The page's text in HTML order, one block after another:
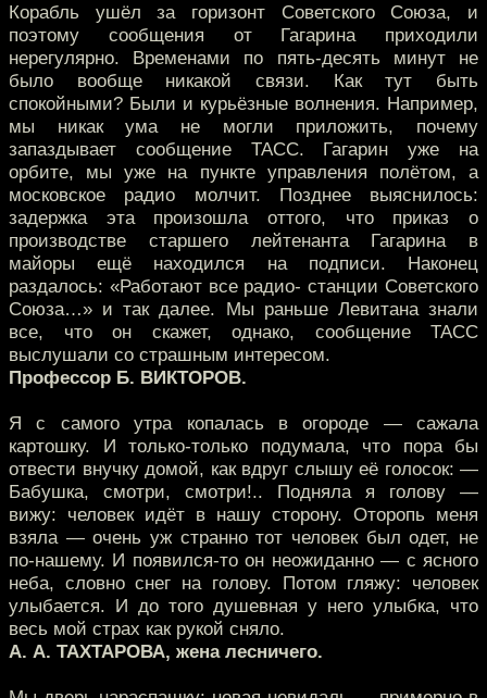
Корабль ушёл за горизонт Советского Союза, и
поэтому сообщения от Гагарина приходили
нерегулярно. Временами по пять-десять минут не
было вообще никакой связи. Как тут быть
спокойными? Были и курьёзные волнения. Например,
мы никак ума не могли приложить, почему
запаздывает сообщение ТАСС. Гагарин уже на
орбите, мы уже на пункте управления полётом, а
московское радио молчит. Позднее выяснилось:
задержка эта произошла оттого, что приказ о
производстве старшего лейтенанта Гагарина в
майоры ещё находился на подписи. Наконец
раздалось: «Работают все радио- станции Советского
Союза…» и так далее. Мы раньше Левитана знали
все, что он скажет, однако, сообщение ТАСС
выслушали со страшным интересом.
Профессор Б. ВИКТОРОВ.
Я с самого утра копалась в огороде — сажала
картошку. И только-только подумала, что пора бы
отвести внучку домой, как вдруг слышу её голосок: —
Бабушка, смотри, смотри!.. Подняла я голову —
вижу: человек идёт в нашу сторону. Оторопь меня
взяла — очень уж странно тот человек был одет, не
по-нашему. И появился-то он неожиданно — с ясного
неба, словно снег на голову. Потом гляжу: человек
улыбается. И до того душевная у него улыбка, что
весь мой страх как рукой сняло.
А. А. ТАХТАРОВА, жена лесничего.